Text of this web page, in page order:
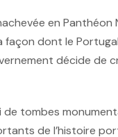
en
dont le
décide de
tombes
de l’histoire